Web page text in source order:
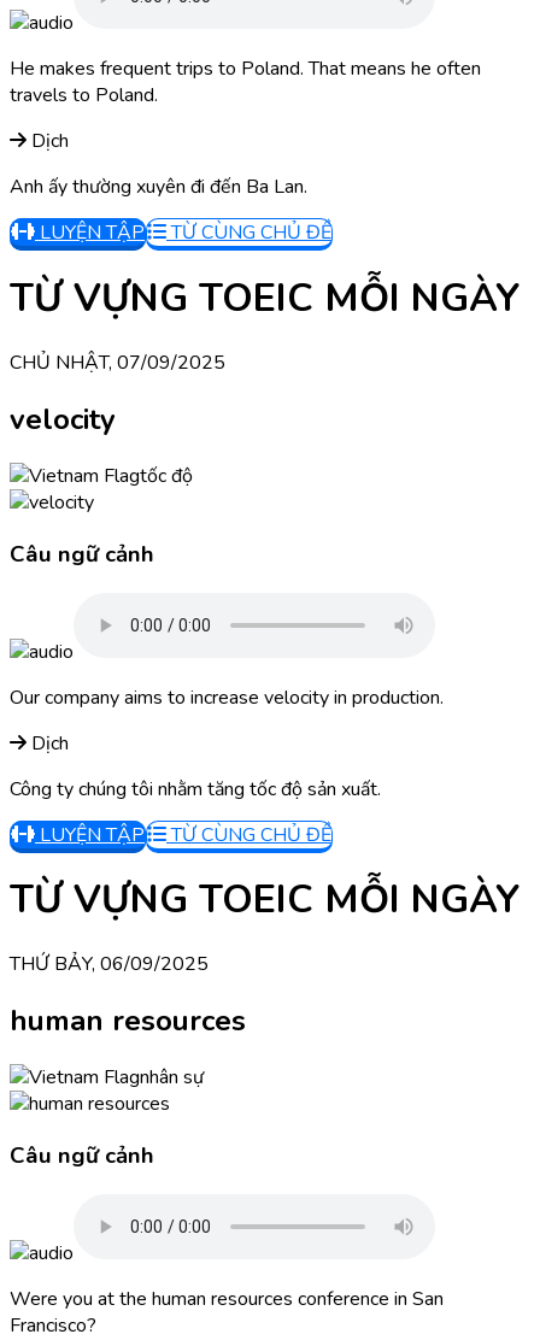
He makes frequent trips to Poland. That means he often
travels to Poland.
Dịch
Anh ấy thường xuyên đi đến Ba Lan.
LUYỆN TẬP
TỪ CÙNG CHỦ ĐỀ
TỪ VỰNG TOEIC MỖI NGÀY
CHỦ NHẬT, 07/09/2025
velocity
tốc độ
Câu ngữ cảnh
Our company aims to increase velocity in production.
Dịch
Công ty chúng tôi nhằm tăng tốc độ sản xuất.
LUYỆN TẬP
TỪ CÙNG CHỦ ĐỀ
TỪ VỰNG TOEIC MỖI NGÀY
THỨ BẢY, 06/09/2025
human resources
nhân sự
Câu ngữ cảnh
Were you at the human resources conference in San
Francisco?